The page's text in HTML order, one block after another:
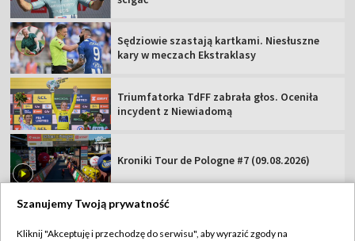
Sędziowie szastają kartkami. Niesłuszne
kary w meczach Ekstraklasy
Triumfatorka TdFF zabrała głos. Oceniła
incydent z Niewiadomą
Kroniki Tour de Pologne #7 (09.08.2026)
Szanujemy Twoją prywatność
Kliknij "Akceptuję i przechodzę do serwisu", aby wyrazić zgody na